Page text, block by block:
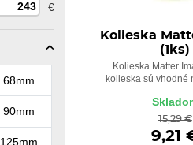
€
68mm
90mm
125mm
Kolieska
(1ks)
Kolieska Matter
kolieska sú vhodné
15,29 €
9,21